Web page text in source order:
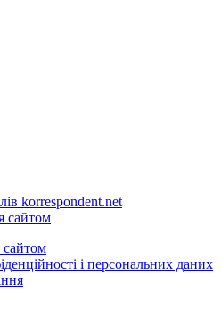
korrespondent.net
сайтом
сайтом
і персональних даних